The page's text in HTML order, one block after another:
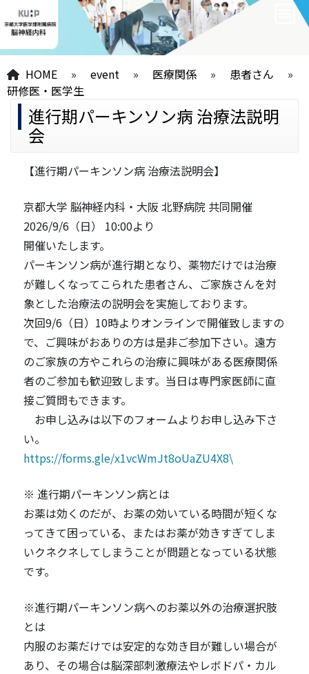
HOME » event » 医療関係 » 患者さん
»
研修医・医学生
進行期パーキンソン病 治療法説明
会
【進行期パーキンソン病 治療法説明会】
京都大学 脳神経内科・大阪 北野病院 共同開催
2026/9/6（日） 10:00より
開催いたします。
パーキンソン病が進行期となり、薬物だけでは治療
が難しくなってこられた患者さん、ご家族さんを対
象とした治療法の説明会を実施しております。
次回9/6（日）10時よりオンラインで開催致しますの
で、ご興味がおありの方は是非ご参加下さい。遠方
のご家族の方やこれらの治療に興味がある医療関係
者のご参加も歓迎致します。当日は専門家医師に直
接ご質問もできます。
お申し込みは以下のフォームよりお申し込み下さ
い。
https://forms.gle/x1vcWmJt8oUaZU4X8\
※ 進行期パーキンソン病とは
お薬は効くのだが、お薬の効いている時間が短くな
ってきて困っている、またはお薬が効きすぎてしま
いクネクネしてしまうことが問題となっている状態
です。
※進行期パーキンソン病へのお薬以外の治療選択肢
とは
内服のお薬だけでは安定的な効き目が難しい場合が
あり、その場合は脳深部刺激療法やレボドパ・カル